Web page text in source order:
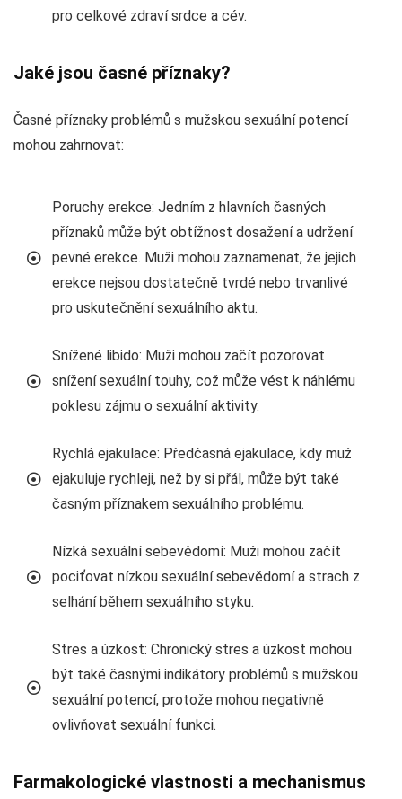
pro celkové zdraví srdce a cév.
Jaké jsou časné příznaky?
Časné příznaky problémů s mužskou sexuální potencí
mohou zahrnovat:
Poruchy erekce: Jedním z hlavních časných
příznaků může být obtížnost dosažení a udržení
pevné erekce. Muži mohou zaznamenat, že jejich
erekce nejsou dostatečně tvrdé nebo trvanlivé
pro uskutečnění sexuálního aktu.
Snížené libido: Muži mohou začít pozorovat
snížení sexuální touhy, což může vést k náhlému
poklesu zájmu o sexuální aktivity.
Rychlá ejakulace: Předčasná ejakulace, kdy muž
ejakuluje rychleji, než by si přál, může být také
časným příznakem sexuálního problému.
Nízká sexuální sebevědomí: Muži mohou začít
pociťovat nízkou sexuální sebevědomí a strach z
selhání během sexuálního styku.
Stres a úzkost: Chronický stres a úzkost mohou
být také časnými indikátory problémů s mužskou
sexuální potencí, protože mohou negativně
ovlivňovat sexuální funkci.
Farmakologické vlastnosti a mechanismus